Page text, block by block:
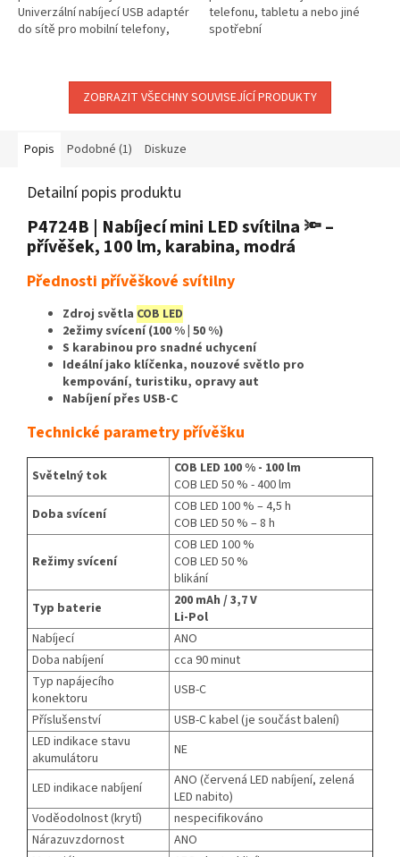
Univerzální nabíjecí USB adaptér
do sítě pro mobilní telefony,
telefonu, tabletu a nebo jiné
spotřební
mobilní telefony,...
ZOBRAZIT VŠECHNY SOUVISEJÍCÍ PRODUKTY
Popis Podobné (1) Diskuze
Detailní popis produktu
P4724B | Nabíjecí mini LED svítilna 🔦 –
přívěšek, 100 lm, karabina, modrá
Přednosti přívěškové svítilny
Zdroj světla COB LED
2ežimy svícení (100 % | 50 %)
S karabinou pro snadné uchycení
Ideální jako klíčenka, nouzové světlo pro
kempování, turistiku, opravy aut
Nabíjení přes USB-C
Technické parametry přívěšku
Světelný tok
COB LED 100 % - 100 lm
COB LED 50 % - 400 lm
Doba svícení
COB LED 100 % – 4,5 h
COB LED 50 % – 8 h
Režimy svícení
COB LED 100 %
COB LED 50 %
blikání
Typ baterie
200 mAh / 3,7 V
Li-Pol
Nabíjecí
ANO
Doba nabíjení
cca 90 minut
Typ napájecího
konektoru
USB-C
Příslušenství
USB-C kabel (je součást balení)
LED indikace stavu
akumulátoru
NE
LED indikace nabíjení
ANO (červená LED nabíjení, zelená
LED nabito)
Voděodolnost (krytí)
nespecifikováno
Nárazuvzdornost
ANO